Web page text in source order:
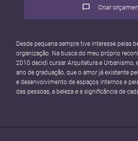
Criar
Desde pequena sempre tive interesse pelas
organização. Na busca do meu próprio
2010 decidi cursar Arquitetura e
ano de graduação, que o amor já existente
e desenvolvimento de espaços internos e
das pessoas, a beleza e a significância de
fosse desenvolvido de maneira única, se